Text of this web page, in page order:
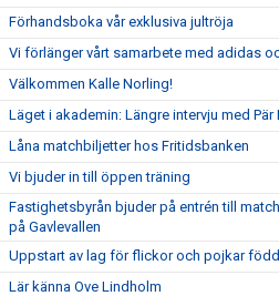
Förhandsboka vår exklusiva jultröja
Vi förlänger vårt samarbete med adidas
Välkommen Kalle Norling!
Läget i akademin: Längre intervju med
Låna matchbiljetter hos Fritidsbanken
Vi bjuder in till öppen träning
Fastighetsbyrån bjuder på entrén till
på Gavlevallen
Uppstart av lag för flickor och pojkar
Lär känna Ove Lindholm